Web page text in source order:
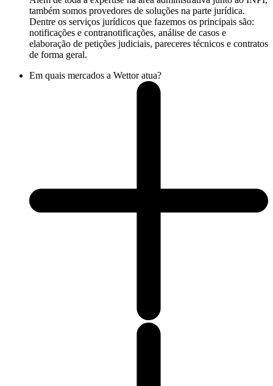
também somos provedores de soluções na parte jurídica.
Dentre os serviços jurídicos que fazemos os principais são:
notificações e contranotificações, análise de casos e
elaboração de petições judiciais, pareceres técnicos e contratos
de forma geral.
Em quais mercados a Wettor atua?